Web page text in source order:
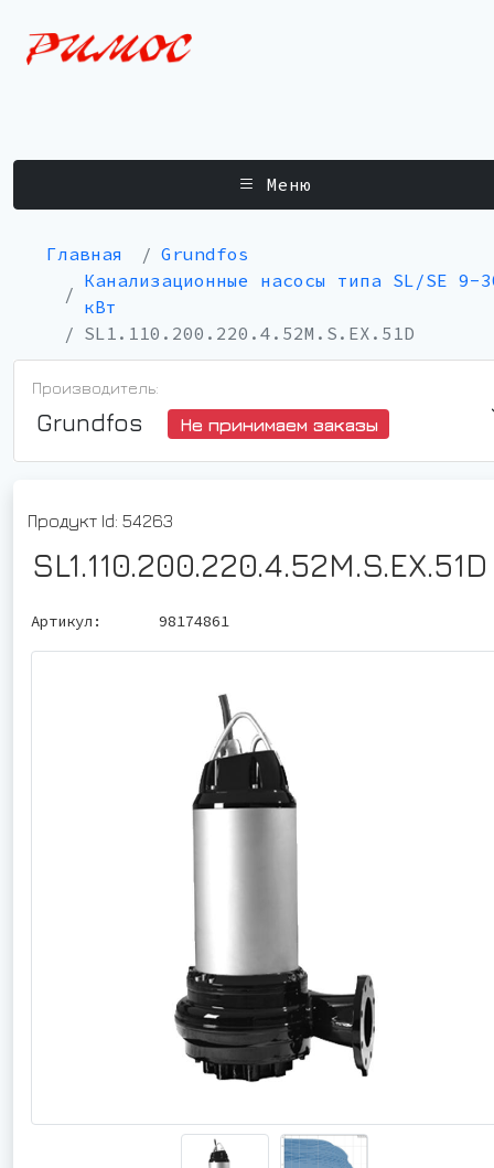
Меню
Главная
Grundfos
Канализационные насосы типа SL/SE 9-
кВт
SL1.110.200.220.4.52M.S.EX.51D
Производитель:
Grundfos Не принимаем заказы
Продукт Id: 54263
SL1.110.200.220.4.52M.S.EX.51D
Артикул: 98174861